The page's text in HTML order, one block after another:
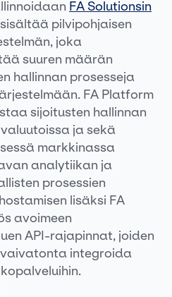
FA Solutionsin
pilvipohjaisen
joka
suuren määrän
hallinnan prosesseja
FA Platform
sijoitusten hallinnan
ja sekä
markkinassa
analytiikan ja
prosessien
lisäksi FA
avoimeen
API-rajapinnat, joiden
integroida